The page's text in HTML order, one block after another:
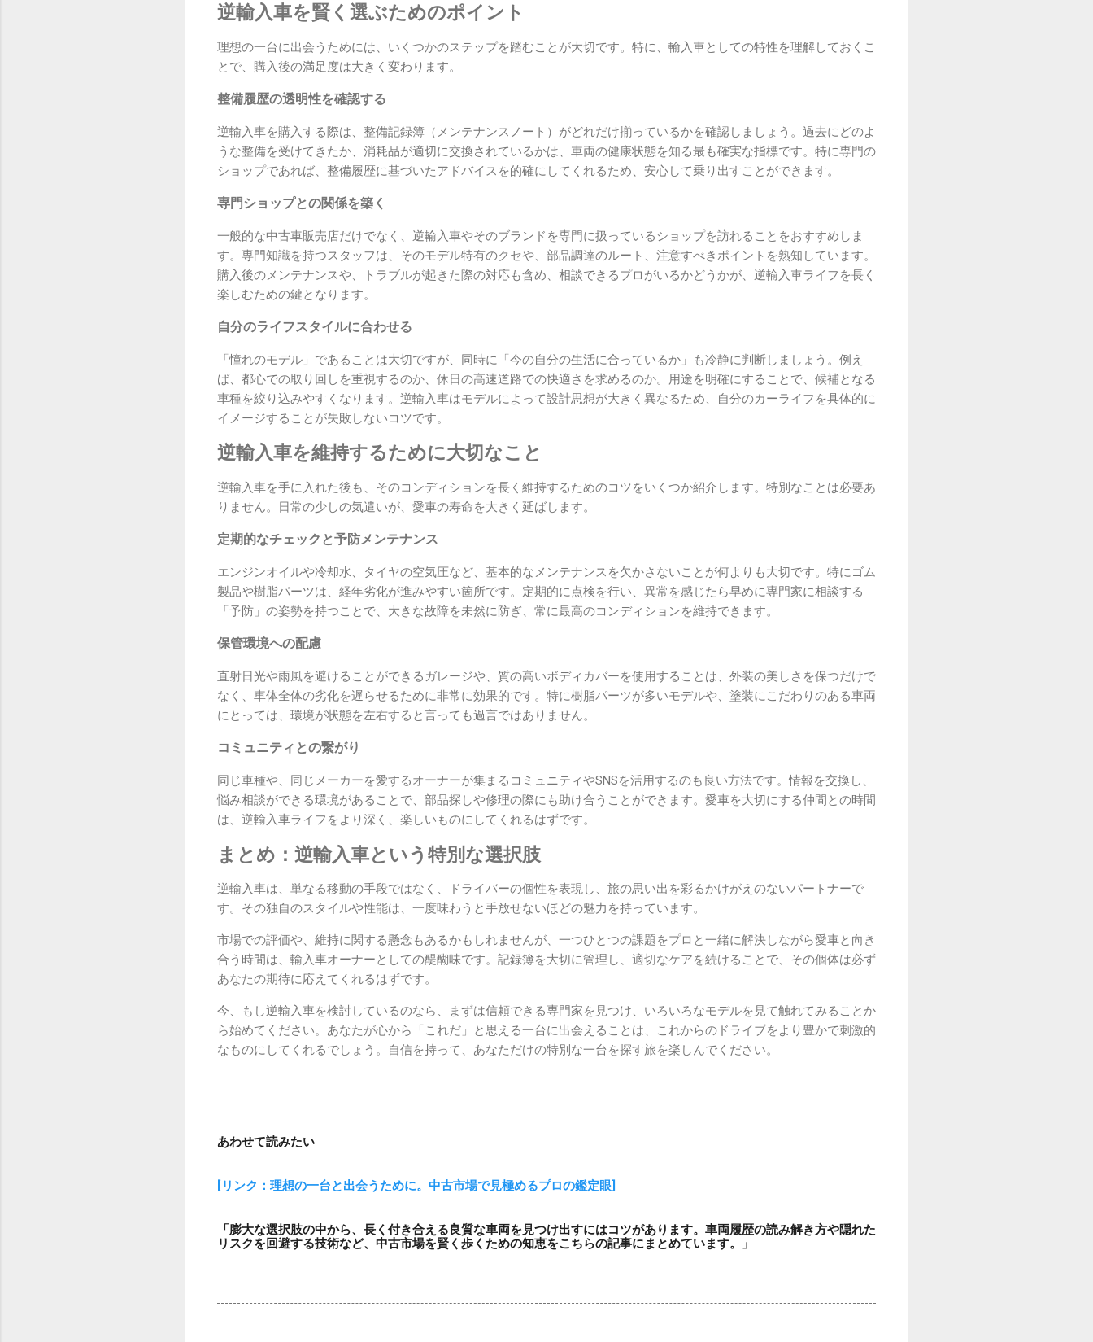
逆輸入車を賢く選ぶためのポイント
理想の一台に出会うためには、いくつかのステップを踏むことが大切です。特に、輸入車としての特性を理解しておくこ
とで、購入後の満足度は大きく変わります。
整備履歴の透明性を確認する
逆輸入車を購入する際は、整備記録簿（メンテナンスノート）がどれだけ揃っているかを確認しましょう。過去にどのよ
うな整備を受けてきたか、消耗品が適切に交換されているかは、車両の健康状態を知る最も確実な指標です。特に専門の
ショップであれば、整備履歴に基づいたアドバイスを的確にしてくれるため、安心して乗り出すことができます。
専門ショップとの関係を築く
一般的な中古車販売店だけでなく、逆輸入車やそのブランドを専門に扱っているショップを訪れることをおすすめしま
す。専門知識を持つスタッフは、そのモデル特有のクセや、部品調達のルート、注意すべきポイントを熟知しています。
購入後のメンテナンスや、トラブルが起きた際の対応も含め、相談できるプロがいるかどうかが、逆輸入車ライフを長く
楽しむための鍵となります。
自分のライフスタイルに合わせる
「憧れのモデル」であることは大切ですが、同時に「今の自分の生活に合っているか」も冷静に判断しましょう。例え
ば、都心での取り回しを重視するのか、休日の高速道路での快適さを求めるのか。用途を明確にすることで、候補となる
車種を絞り込みやすくなります。逆輸入車はモデルによって設計思想が大きく異なるため、自分のカーライフを具体的に
イメージすることが失敗しないコツです。
逆輸入車を維持するために大切なこと
逆輸入車を手に入れた後も、そのコンディションを長く維持するためのコツをいくつか紹介します。特別なことは必要あ
りません。日常の少しの気遣いが、愛車の寿命を大きく延ばします。
定期的なチェックと予防メンテナンス
エンジンオイルや冷却水、タイヤの空気圧など、基本的なメンテナンスを欠かさないことが何よりも大切です。特にゴム
製品や樹脂パーツは、経年劣化が進みやすい箇所です。定期的に点検を行い、異常を感じたら早めに専門家に相談する
「予防」の姿勢を持つことで、大きな故障を未然に防ぎ、常に最高のコンディションを維持できます。
保管環境への配慮
直射日光や雨風を避けることができるガレージや、質の高いボディカバーを使用することは、外装の美しさを保つだけで
なく、車体全体の劣化を遅らせるために非常に効果的です。特に樹脂パーツが多いモデルや、塗装にこだわりのある車両
にとっては、環境が状態を左右すると言っても過言ではありません。
コミュニティとの繋がり
同じ車種や、同じメーカーを愛するオーナーが集まるコミュニティやSNSを活用するのも良い方法です。情報を交換し、
悩み相談ができる環境があることで、部品探しや修理の際にも助け合うことができます。愛車を大切にする仲間との時間
は、逆輸入車ライフをより深く、楽しいものにしてくれるはずです。
まとめ：逆輸入車という特別な選択肢
逆輸入車は、単なる移動の手段ではなく、ドライバーの個性を表現し、旅の思い出を彩るかけがえのないパートナーで
す。その独自のスタイルや性能は、一度味わうと手放せないほどの魅力を持っています。
市場での評価や、維持に関する懸念もあるかもしれませんが、一つひとつの課題をプロと一緒に解決しながら愛車と向き
合う時間は、輸入車オーナーとしての醍醐味です。記録簿を大切に管理し、適切なケアを続けることで、その個体は必ず
あなたの期待に応えてくれるはずです。
今、もし逆輸入車を検討しているのなら、まずは信頼できる専門家を見つけ、いろいろなモデルを見て触れてみることか
ら始めてください。あなたが心から「これだ」と思える一台に出会えることは、これからのドライブをより豊かで刺激的
なものにしてくれるでしょう。自信を持って、あなただけの特別な一台を探す旅を楽しんでください。
あわせて読みたい
[リンク：理想の一台と出会うために。中古市場で見極めるプロの鑑定眼]
「膨大な選択肢の中から、長く付き合える良質な車両を見つけ出すにはコツがあります。車両履歴の読み解き方や隠れた
リスクを回避する技術など、中古市場を賢く歩くための知恵をこちらの記事にまとめています。」